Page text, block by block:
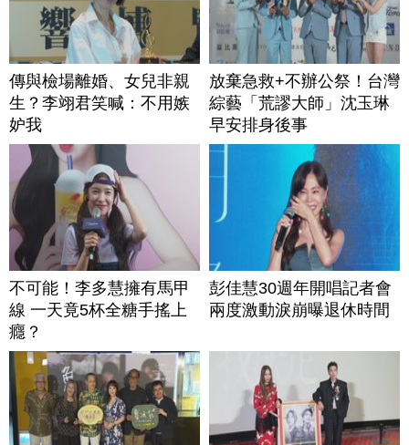
傳與檢場離婚、女兒非親
生？李翊君笑喊：不用嫉
妒我
放棄急救+不辦公祭！台灣
綜藝「荒謬大師」沈玉琳
早安排身後事
不可能！李多慧擁有馬甲
線 一天竟5杯全糖手搖上
癮？
彭佳慧30週年開唱記者會
兩度激動淚崩曝退休時間